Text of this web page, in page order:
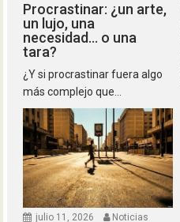
Procrastinar: ¿un arte,
un lujo, una
necesidad… o una
tara?
¿Y si procrastinar fuera algo
más complejo que...
julio 11, 2026
Noticias